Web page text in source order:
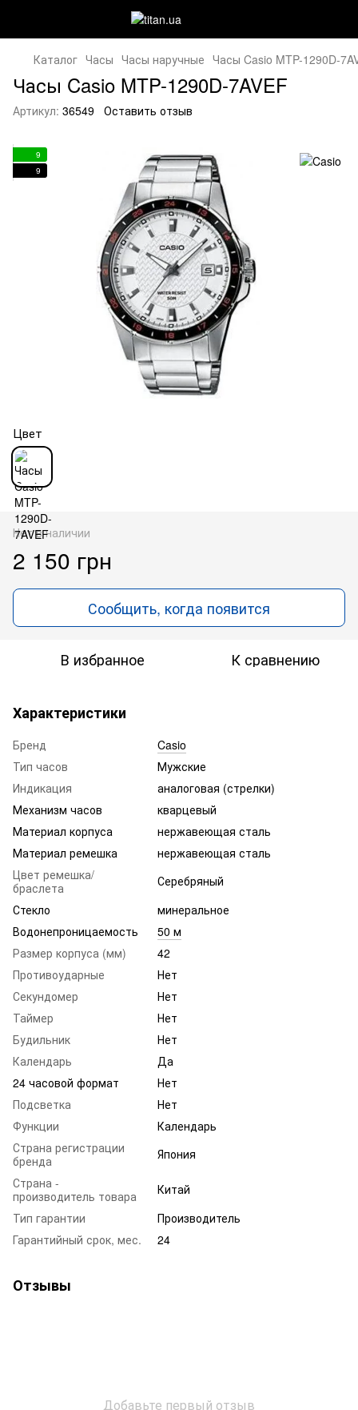
Каталог Часы Часы наручные Часы Casio MTP-1290D-
Часы Casio MTP-1290D-7AVEF
Артикул: 36549 Оставить отзыв
9
9
Цвет
Нет в наличии
2 150 грн
Сообщить, когда появится
В избранное К сравнению
Характеристики
Бренд
Casio
Тип часов
Мужские
Индикация
аналоговая (стрелки)
Механизм часов
кварцевый
Материал корпуса
нержавеющая сталь
Материал ремешка
нержавеющая сталь
Цвет ремешка/
браслета
Серебряный
Стекло
минеральное
Водонепроницаемость
50 м
Размер корпуса (мм)
42
Противоударные
Нет
Секундомер
Нет
Таймер
Нет
Будильник
Нет
Календарь
Да
24 часовой формат
Нет
Подсветка
Нет
Функции
Календарь
Страна регистрации
бренда
Япония
Страна -
производитель товара
Китай
Тип гарантии
Производитель
Гарантийный срок, мес.
24
Отзывы
Добавьте первый отзыв